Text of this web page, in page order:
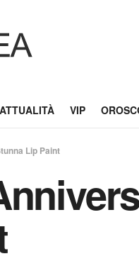
ATTUALITÀ VIP
Lip Paint